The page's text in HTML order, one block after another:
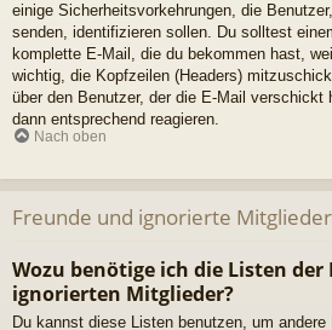
einige Sicherheitsvorkehrungen, die
senden, identifizieren sollen. Du solltest
komplette E-Mail, die du bekommen hast,
wichtig, die Kopfzeilen (Headers)
über den Benutzer, der die E-Mail verschickt
dann entsprechend reagieren.
Nach oben
Freunde und ignorierte Mitglieder
Wozu benötige ich die Listen der
ignorierten Mitglieder?
Du kannst diese Listen benutzen, um